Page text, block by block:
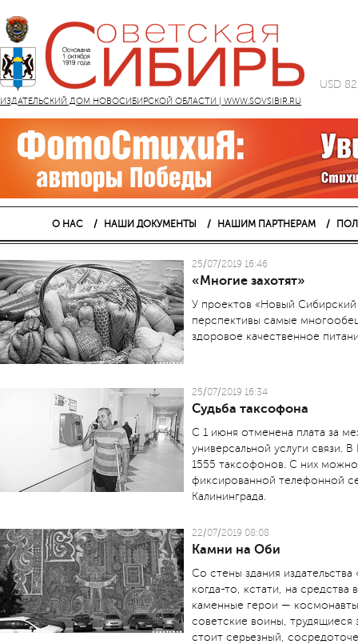
ИЗДАТЕЛЬСКИЙ ДОМ НОВОСИБИРСКОЙ ОБЛАСТИ | WWW.SOVSIBIR.RU
USD
О НАС НАШИ ДОКУМЕНТЫ НАШИМ ПАРТНЕРАМ
25/07/2019 16:46
«Многие захотят»
У проектов «Новый
перспективы самые
здоровое качественное
25/07/2019 16:34
Судьба таксофона
C 1 июня отменена плата за
универсальной услуги связи.
1555 таксофонов. С них
фиксированной телефонной
Калининграда.
22/07/2019 08:08
Камни на Оби
Со стены здания
когда-то, кстати, на
каменные герои —
советские воины,
стоит серьезный,